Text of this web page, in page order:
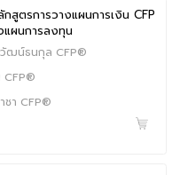
สูตรการวางแผนการเงิน CFP
ผนการลงทุน
ฒน์ธนกุล CFP®
CFP®
า CFP®